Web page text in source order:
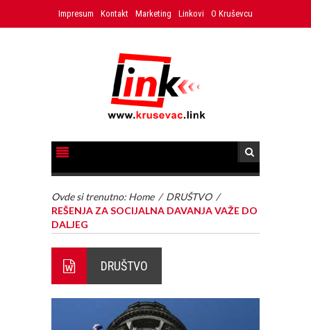
Impresum Kontakt Marketing Linkovi O Kruševcu
Ovde si trenutno: Home / DRUŠTVO /
REŠENJA ZA SOCIJALNA DAVANJA VAŽE DO
DALJEG
DRUŠTVO